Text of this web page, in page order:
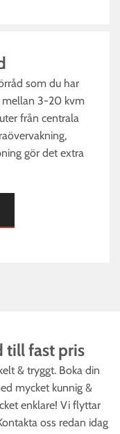
som du har
mellan 3-20 kvm
från centrala
gör det extra
till fast pris‎
& tryggt. Boka din
mycket kunnig &
enklare! Vi flyttar
oss redan idag